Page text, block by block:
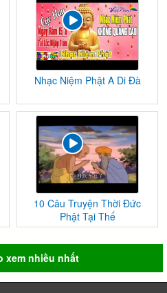
Nhạc Niệm Phật A Di Đà
10 Câu Truyện Thời Đức
Phật Tại Thế
xem nhiều nhất